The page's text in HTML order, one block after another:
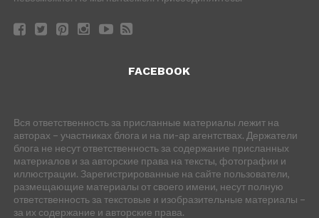
FACEBOOK
Вся ответственность за присланные материалы лежит на
авторах – участниках блога и на пи-ар агентствах. Держатели
блога не несут ответственность за содержание присланных
материалов и за авторские права на тексты, фотографии и
иллюстрации. Зарегистрированные на сайте пользователи,
размещающие материалы от своего имени, несут полную
ответственность за текстовые и изобразительные материалы –
за их содержание и авторские права.